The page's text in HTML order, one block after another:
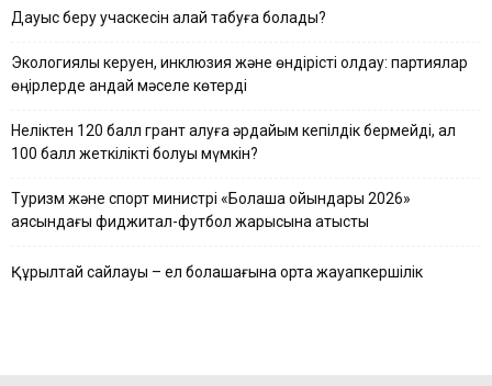
Дауыс беру учаскесін қалай табуға болады?
Экологиялық керуен, инклюзия және өндірісті қолдау: партиялар
өңірлерде қандай мәселе көтерді
Неліктен 120 балл грант алуға әрдайым кепілдік бермейді, ал
100 балл жеткілікті болуы мүмкін?
Туризм және спорт министрі «Болашақ ойындары 2026»
аясындағы фиджитал-футбол жарысына қатысты
Құрылтай сайлауы – ел болашағына ортақ жауапкершілік